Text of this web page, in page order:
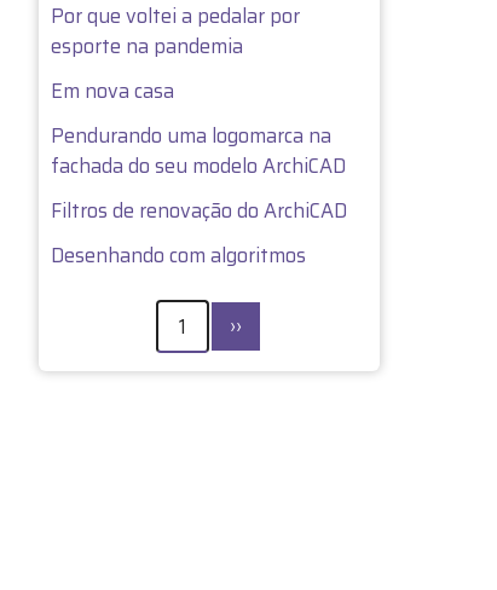
Por que voltei a pedalar por
esporte na pandemia
Em nova casa
Pendurando uma logomarca na
fachada do seu modelo ArchiCAD
Filtros de renovação do ArchiCAD
Desenhando com algoritmos
PAGINAÇÃO1
Próxima
página
››